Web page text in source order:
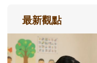
最新觀點